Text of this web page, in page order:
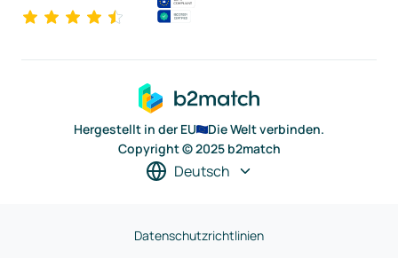
Hergestellt in der EU
Die Welt verbinden.
Copyright © 2025 b2match
Deutsch
Datenschutzrichtlinien